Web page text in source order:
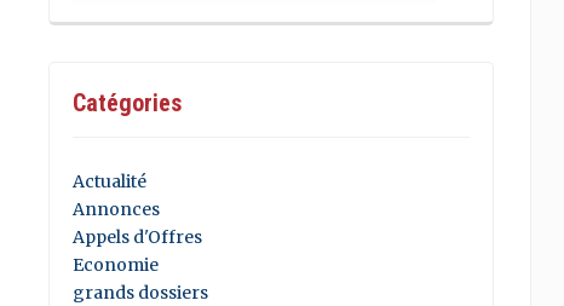
Catégories
Actualité
Annonces
Appels d'Offres
Economie
grands dossiers